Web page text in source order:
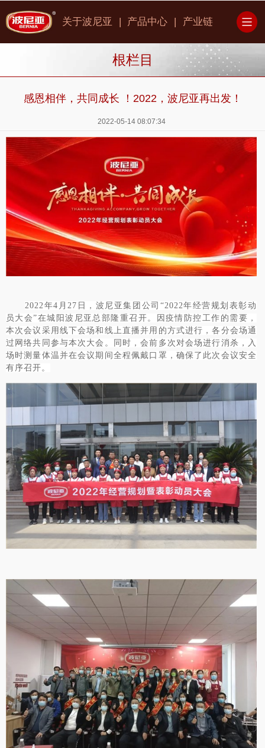
关于波尼亚 | 产品中心 | 产业链
根栏目
感恩相伴，共同成长 ！2022，波尼亚再出发！
2022-05-14 08:07:34
2022年4月27日，波尼亚集团公司“2022年经营规划表彰动
员大会”在城阳波尼亚总部隆重召开。因疫情防控工作的需要，
本次会议采用线下会场和线上直播并用的方式进行，各分会场通
过网络共同参与本次大会。同时，会前多次对会场进行消杀，入
场时测量体温并在会议期间全程佩戴口罩，确保了此次会议安全
有序召开。